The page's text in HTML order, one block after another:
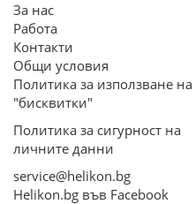
За нас
Работа
Контакти
Общи условия
Политика за използване на
"бисквитки"
Политика за сигурност на
личните данни
service@helikon.bg
Helikon.bg във Facebook